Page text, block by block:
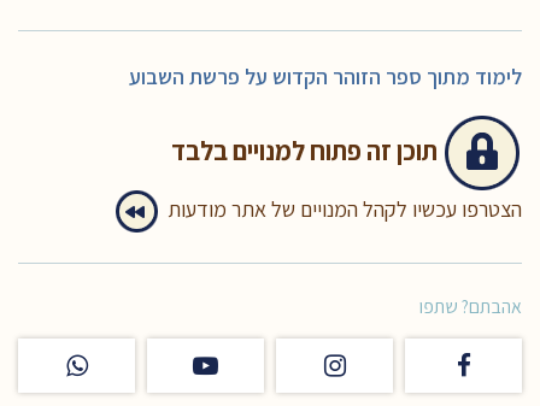
לימוד מתוך ספר הזוהר הקדוש על פרשת השבוע
תוכן זה פתוח למנויים בלבד
הצטרפו עכשיו לקהל המנויים של אתר מודעות
אהבתם? שתפו